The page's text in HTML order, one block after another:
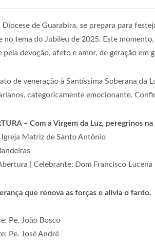
Diocese de Guarabira, se prepara para
no tema do Jubileu de 2025. Este
pela devoção, afeto e amor, de geração
de veneração à Santíssima Soberana
categoricamente emocionante.
– Com a Virgem da Luz, peregrinos
Matriz de Santo Antônio
| Celebrante: Dom Francisco Lucena
que renova as forças e alivia o fardo.
Pe. João Bosco
Pe. José André